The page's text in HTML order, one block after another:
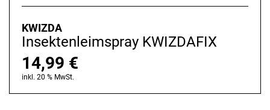
KWIZDA
Insektenleimspray KWIZDAFIX
14,99 €
inkl. 20 % MwSt.